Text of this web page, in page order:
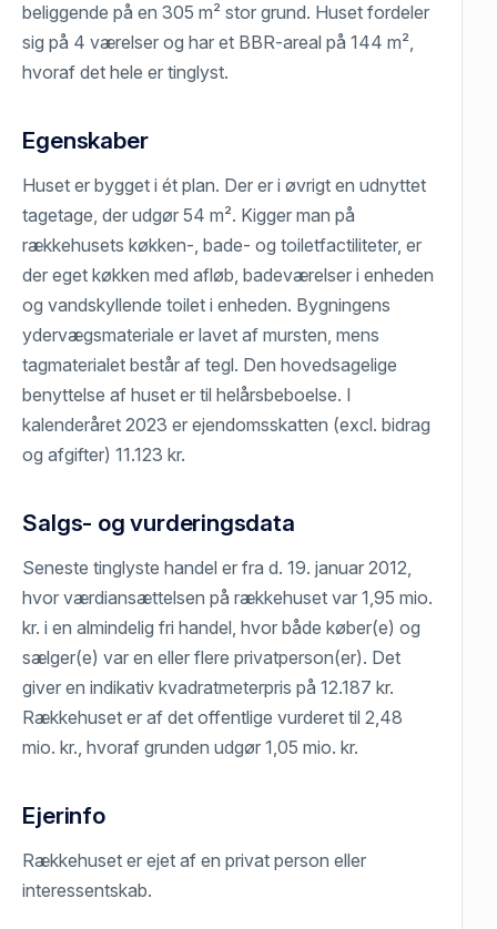
beliggende på en 305 m² stor grund. Huset fordeler
sig på 4 værelser og har et BBR-areal på 144 m²,
hvoraf det hele er tinglyst.
Egenskaber
Huset er bygget i ét plan. Der er i øvrigt en udnyttet
tagetage, der udgør 54 m². Kigger man på
rækkehusets køkken-, bade- og toiletfactiliteter, er
der eget køkken med afløb, badeværelser i enheden
og vandskyllende toilet i enheden. Bygningens
ydervægsmateriale er lavet af mursten, mens
tagmaterialet består af tegl. Den hovedsagelige
benyttelse af huset er til helårsbeboelse. I
kalenderåret 2023 er ejendomsskatten (excl. bidrag
og afgifter) 11.123 kr.
Salgs- og vurderingsdata
Seneste tinglyste handel er fra d. 19. januar 2012,
hvor værdiansættelsen på rækkehuset var 1,95 mio.
kr. i en almindelig fri handel, hvor både køber(e) og
sælger(e) var en eller flere privatperson(er). Det
giver en indikativ kvadratmeterpris på 12.187 kr.
Rækkehuset er af det offentlige vurderet til 2,48
mio. kr., hvoraf grunden udgør 1,05 mio. kr.
Ejerinfo
Rækkehuset er ejet af en privat person eller
interessentskab.